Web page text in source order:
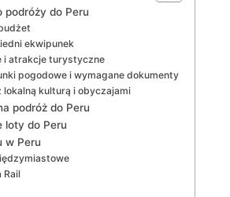
​podróży do Peru
ekwipunek
i atrakcje turystyczne
pogodowe i wymagane​ dokumenty
lokalną kulturą i⁣ obyczajami
podróż do Peru
loty do ⁢Peru
w Peru
Rail